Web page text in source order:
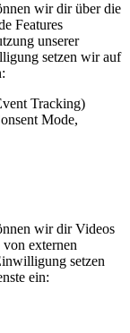
wir dir über die
Features
unserer
setzen wir auf
Tracking)
Mode,
wir dir Videos
externen
setzen
ein: